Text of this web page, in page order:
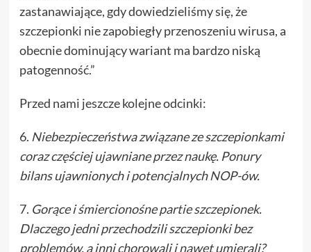
zastanawiające, gdy dowiedzieliśmy się, że
szczepionki nie zapobiegły przenoszeniu wirusa, a
obecnie dominujący wariant ma bardzo niską
patogenność.”
Przed nami jeszcze kolejne odcinki:
6. Niebezpieczeństwa związane ze szczepionkami
coraz częściej ujawniane przez naukę. Ponury
bilans ujawnionych i potencjalnych NOP-ów.
7. Gorące i śmiercionośne partie szczepionek.
Dlaczego jedni przechodzili szczepionki bez
problemów, a inni chorowali i nawet umierali?